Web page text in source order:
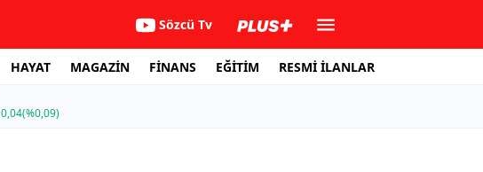
Sözcü Tv
HAYAT MAGAZİN FİNANS EĞİTİM RESMİ İLANLAR
0,04(%0,09)